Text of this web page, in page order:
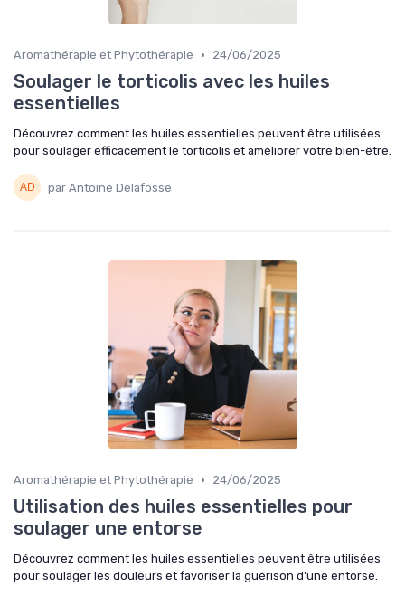
Aromathérapie et Phytothérapie • 24/06/2025
Soulager le torticolis avec les huiles
essentielles
Découvrez comment les huiles essentielles peuvent être utilisées
pour soulager efficacement le torticolis et améliorer votre bien-être.
par Antoine Delafosse
Aromathérapie et Phytothérapie • 24/06/2025
Utilisation des huiles essentielles pour
soulager une entorse
Découvrez comment les huiles essentielles peuvent être utilisées
pour soulager les douleurs et favoriser la guérison d'une entorse.